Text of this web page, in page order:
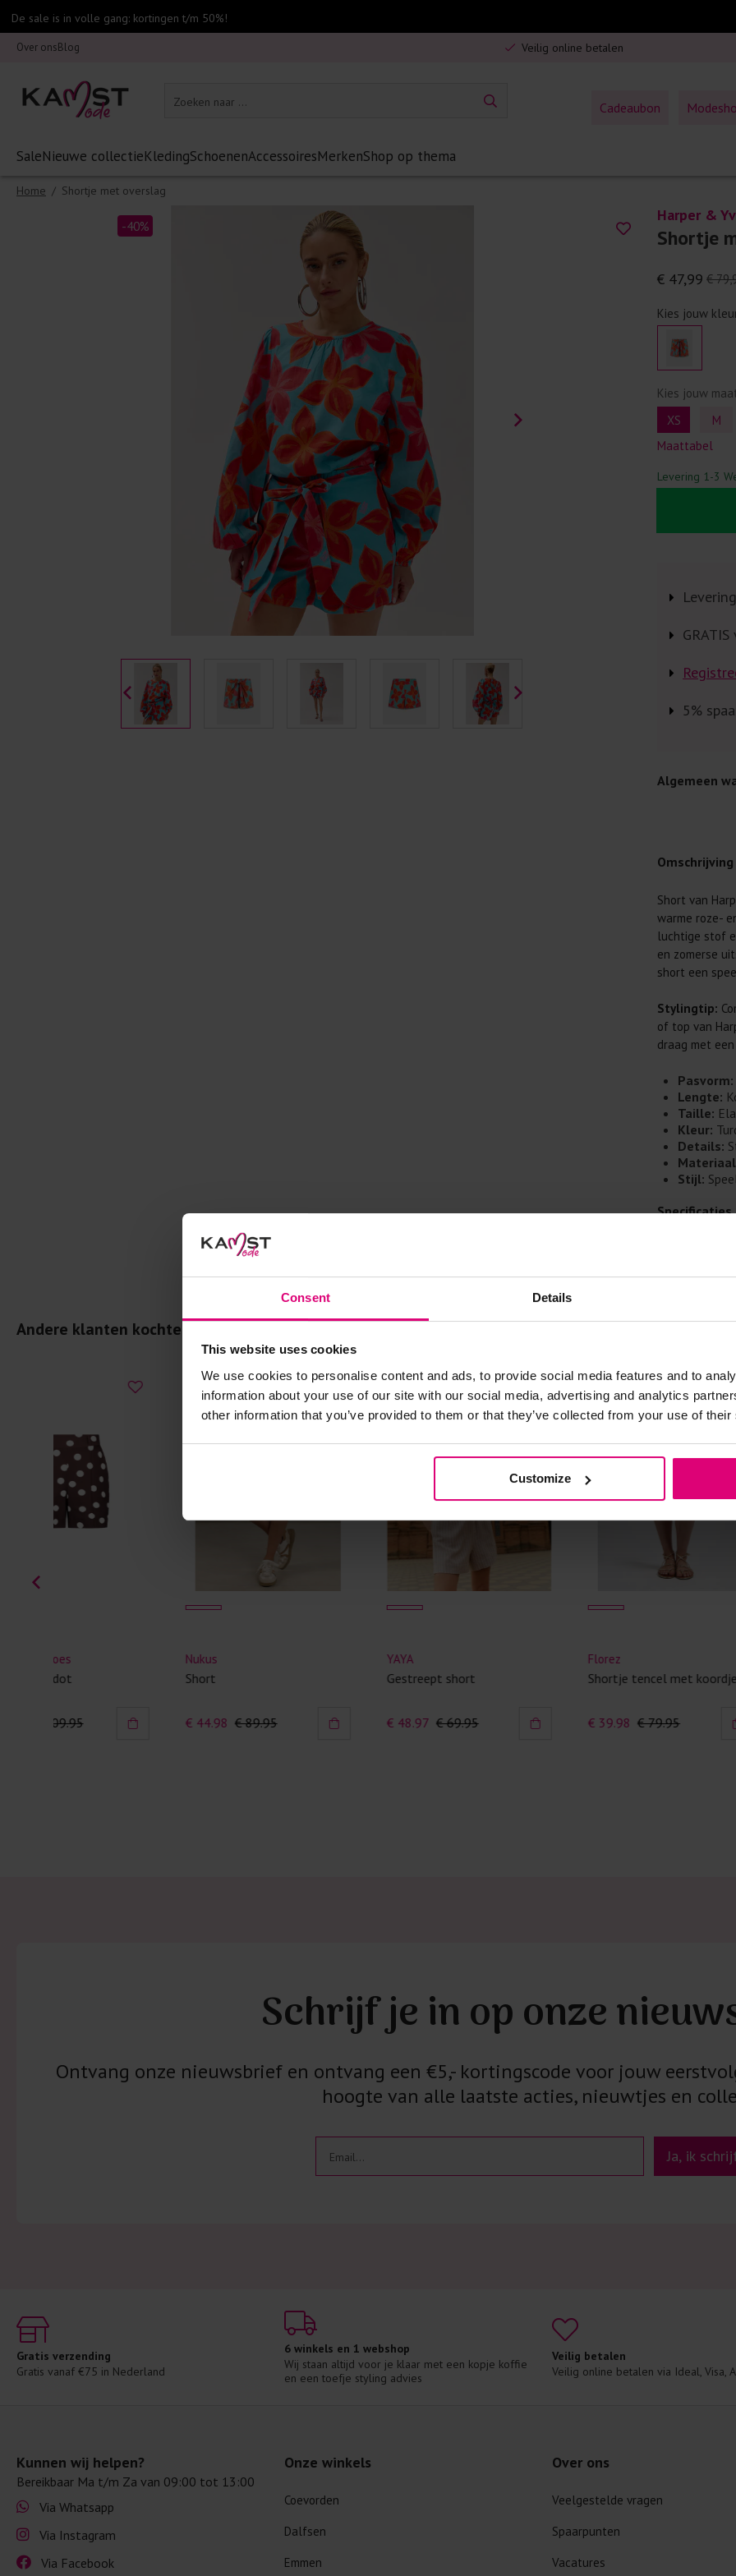
Consent Details
This website uses cookies
We use cookies to personalise content and ads, to provide social media features and to
information about your use of our site with our social media, advertising and analytics
other information that you’ve provided to them or that they’ve collected from your use of
Customize
De sale is in volle gang: kortingen t/m 50%!
Over onsBlog
5% spaarbonus op jouw aankoop
Cadeaubon
SaleNieuwe collectieKledingSchoenenAccessoiresMerkenShop op thema
Home / Shortje met overslag
-40%
Harper &
Shortje
€
€ 47,99
Kies jouw
Kies jouw
XS
M
Maattabel
Levering 1-3
5%
Algemeen
Je wilt
Daarom
Lees altijd
Was
Wees
genoeg.
al prima.
Doe de
kreuken/
Gebruik
artikelen
Selecteer
wasmiddel.
Allereerst:
voorkomt
Droog het
Controleer
kledingstuk
Strijkijzer/
van het
niet
Omschrijving
Short van
warme roze-
luchtige stof
en zomerse
short een
Stylingtip:
of top van
draag met
Pasvorm:
Lengte:
Taille:
Kleur:
Details:
Stijl:
Specificaties
Andere klanten kochten dit ook
Nukus
Short
€ 44.98 € 89.95
- 30%
€ 48.97 € 69.95
- 50%
Shortje tencel met koordje
€ 39.98 € 79.95
- 40%
Short print
€ 47.97 €
Schrijf je in op onze
Ontvang onze nieuwsbrief en ontvang een €5,- kortingscode voor jouw
hoogte van alle laatste acties, nieuwtjes en
Ja, ik
Gratis verzending
Gratis vanaf €75 in Nederland
6 winkels en 1 webshop
Wij staan altijd voor je klaar met een kopje koffie
en een toefje styling advies
Veilig betalen
Veilig online betalen via Ideal, Visa,
Kunnen wij helpen?
Bereikbaar Ma t/m Za van 09:00 tot 13:00
Via Whatsapp
Via Instagram
Via Facebook
Onze winkels
Coevorden
Dalfsen
Emmen
Over ons
Veelgestelde vragen
Spaarpunten
Vacatures